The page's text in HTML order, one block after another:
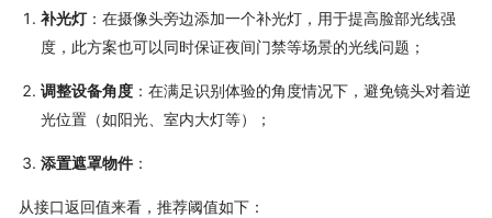
补光灯：在摄像头旁边添加一个补光灯，用于提高脸部光线强
度，此方案也可以同时保证夜间门禁等场景的光线问题；
调整设备角度：在满足识别体验的角度情况下，避免镜头对着逆
光位置（如阳光、室内大灯等）；
添置遮罩物件：
从接口返回值来看，推荐阈值如下：